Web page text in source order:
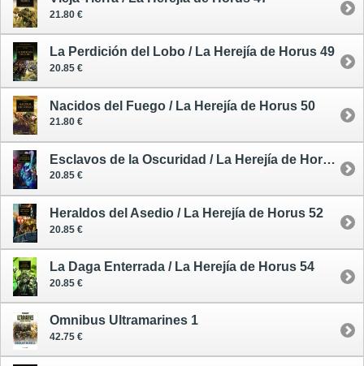
21.80 €
La Perdición del Lobo / La Herejía de Horus 49
20.85 €
Nacidos del Fuego / La Herejía de Horus 50
21.80 €
Esclavos de la Oscuridad / La Herejía de Horus 51
20.85 €
Heraldos del Asedio / La Herejía de Horus 52
20.85 €
La Daga Enterrada / La Herejía de Horus 54
20.85 €
Omnibus Ultramarines 1
42.75 €